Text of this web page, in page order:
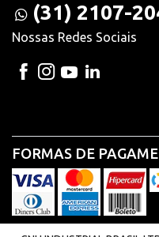
(31) 2107-
Nossas Redes Sociais
FORMAS DE